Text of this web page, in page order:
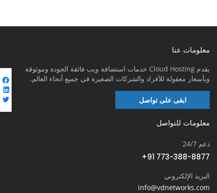
معلومات عنا
يقدم Cloud Hosting خدمات استضافة ويب فائقة الجودة وموثوقة
وبأسعار معقولة للأفراد والشركات الصغيرة في جميع أنحاء العالم.
ابقى على تواصل
معلومات للتواصل
دعم 24/7
+91 773-388-8877
البريد الإلكتروني
info@vdnetworks.com